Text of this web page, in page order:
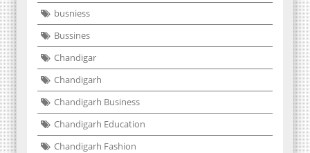
busniess
Bussines
Chandigar
Chandigarh
Chandigarh Business
Chandigarh Education
Chandigarh Fashion